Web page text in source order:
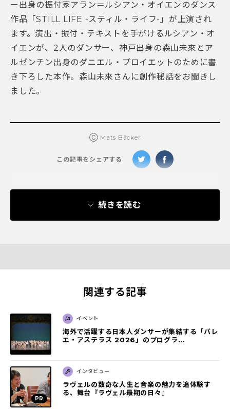
ー出身の振付家アラン＝ルシアン・オイエンのダンス
作品「STILL LIFE -スティル・ライフ-」が上演され
ます。演出・振付・テキストを手がけるルシアン・オ
イエンが、2人のダンサー、神戸出身の森山未來とア
ルゼンチン出身のダニエル・プロイエットのために書
き下ろした本作。森山未來さんに創作秘話をお聞きし
ました。
Ⓒ Mats Bäcker
この記事をシェアする
続きを読む
関連する記事
イベント
海外で活躍する日本人ダンサーが集結する「バレ
エ・アステラス 2026」のプログラ...
インタビュー
ラヴェルの数奇な人生と音楽の魅力を追体験す
る、舞台『ラヴェル最期の日々』